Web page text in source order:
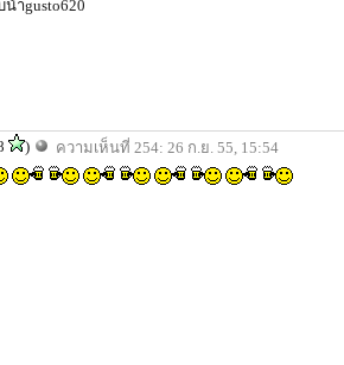
าgusto620
) ความเห็นที่ 254: 26 ก.ย. 55, 15:54